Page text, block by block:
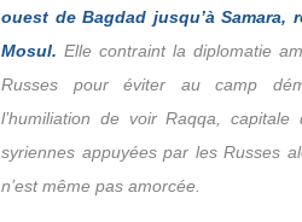
ouest de Bagdad jusqu’à Samara,
Mosul. Elle contraint la diplomatie
Russes pour éviter au camp
l’humiliation de voir Raqqa,
syriennes appuyées par les Russes
n’est même pas amorcée.